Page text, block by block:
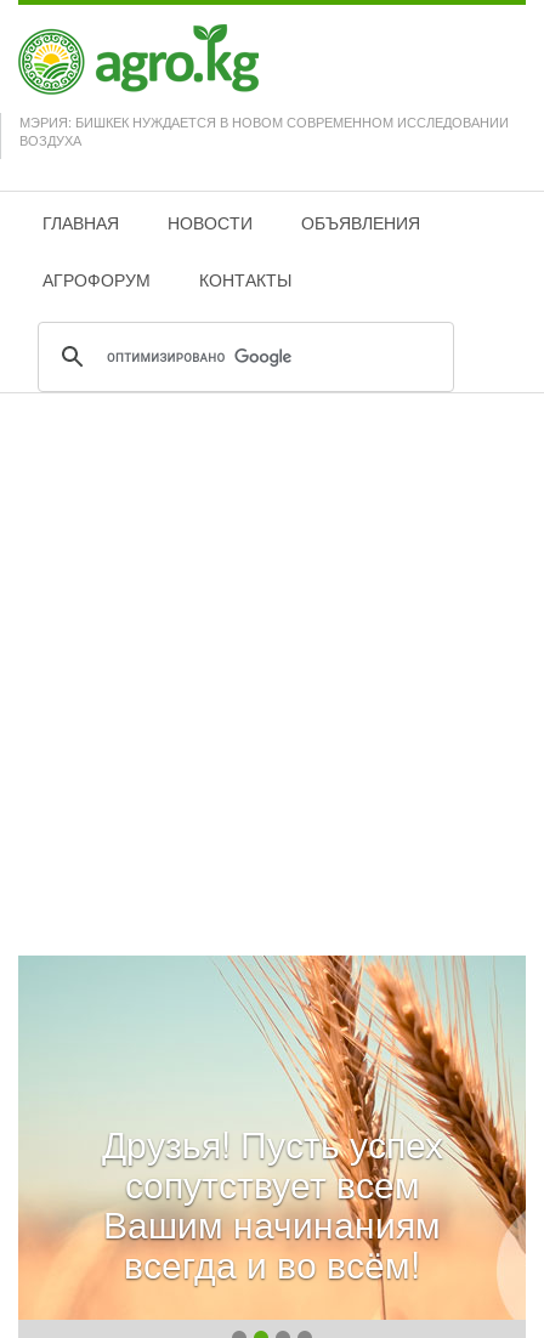
МЭРИЯ: БИШКЕК НУЖДАЕТСЯ В НОВОМ СОВРЕМЕННОМ ИССЛЕДОВАНИИ
ВОЗДУХА
ГЛАВНАЯ НОВОСТИ ОБЪЯВЛЕНИЯ
АГРОФОРУМ КОНТАКТЫ
Друзья! Пусть успех
сопутствует всем
Вашим начинаниям
всегда и во всём!